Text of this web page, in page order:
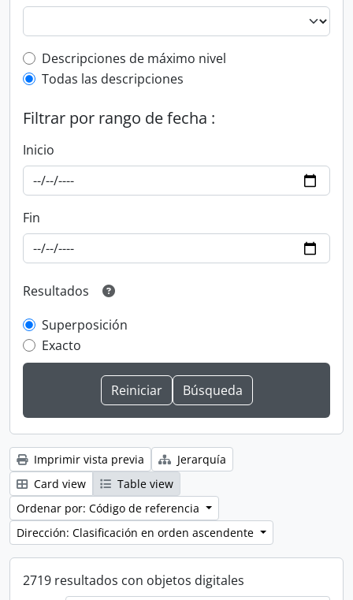
Top-level description filter
Descripciones de máximo nivel
Todas las descripciones
Filtrar por rango de fecha :
Inicio
Fin
Resultados
Superposición
Exacto
Imprimir vista previa
Jerarquía
Card view
Table view
Ordenar por: Código de referencia
Dirección: Clasificación en orden ascendente
2719 resultados con objetos digitales